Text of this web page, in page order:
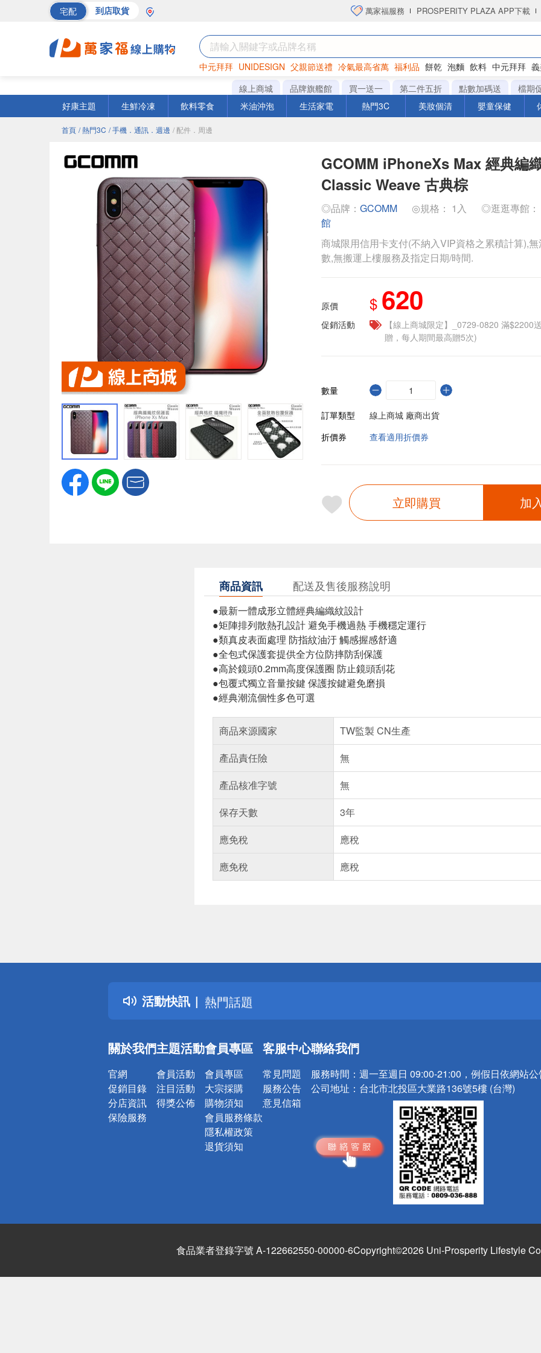
宅配 到店取貨 萬家福服務 PROSPERITY PLAZA APP下載
中元拜拜 UNIDESIGN 父親節送禮 冷氣最高省萬 福利品 餅乾 泡麵 飲料 中元拜拜
巧克力 罐頭 衛生紙
線上商城 品牌旗艦館 買一送一 第二件五折 點數加碼送 檔期
好康主題
生鮮冷凍 飲料零食 米油沖泡 生活家電 熱門3C 美妝個清 嬰童保健
首頁 / 熱門3C / 手機．通訊．週邊 / 配件．周邊
GCOMM iPhoneXs Max 經典編
Classic Weave 古典棕
◎品牌： GCOMM ◎規格： 1入 ◎逛逛專館：
館
商城限用信用卡支付(不納入VIP資格之累積計算),
數,無搬運上樓服務及指定日期/時間.
原價 $ 620
促銷活動
【線上商城限定】_0729-0820 滿$2200
贈，每人期間最高贈5次)
數量
訂單類型
線上商城 廠商出貨
折價券
查看適用折價券
立即購買 加
商品資訊 配送及售後服務說明
●最新一體成形立體經典編織紋設計
●矩陣排列散熱孔設計 避免手機過熱 手機穩定運行
●類真皮表面處理 防指紋油汙 觸感握感舒適
●全包式保護套提供全方位防摔防刮保護
●高於鏡頭0.2mm高度保護圈 防止鏡頭刮花
●包覆式獨立音量按鍵 保護按鍵避免磨損
●經典潮流個性多色可選
商品來源國家
TW監製 CN生產
產品責任險
無
產品核准字號
無
保存天數
3年
應免稅
應稅
應免稅
應稅
活動快訊
詐騙網頁！請小心！
得獎公告
熱門話題
銀行優惠
詐騙網頁！請小心！
關於我們
官網
促銷目錄
分店資訊
保險服務
主題活動
會員活動
注目活動
得獎公佈
會員專區
會員專區
大宗採購
購物須知
會員服務條款
隱私權政策
退貨須知
客服中心
常見問題
服務公告
意見信箱
聯絡我們
服務時間： 週一至週日 09:00-21:00，例假日依網站
公司地址： 台北市北投區大業路136號5樓 (台灣)
食品業者登錄字號 A-122662550-00000-6Copyright©2026 Uni-Prosperity Lifestyle